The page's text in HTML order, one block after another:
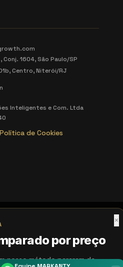
Conj. 1604, São Paulo/SP
Centro, Niterói/RJ
Inteligentes e Com. Ltda
Política de Cookies
×
por preço
nosso método pararam de